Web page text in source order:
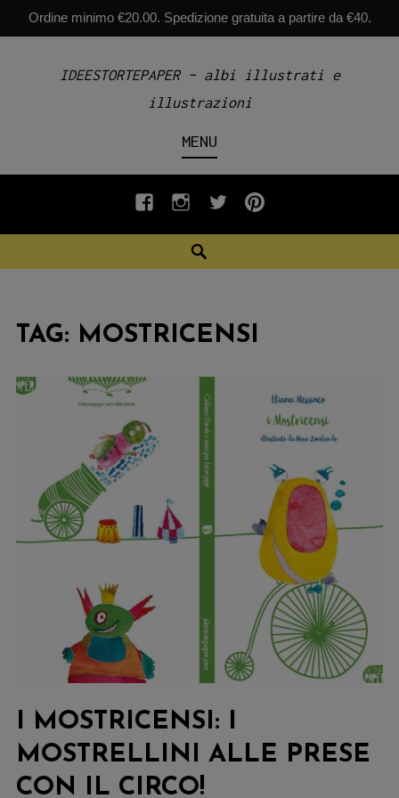
Ordine minimo €20.00. Spedizione gratuita a partire da €40.
IDEESTORTEPAPER – albi illustrati e
illustrazioni
MENU
fb INSTAGRAM
twiterpinterest
TAG: MOSTRICENSI
I MOSTRICENSI: I
MOSTRELLINI ALLE PRESE
CON IL CIRCO!